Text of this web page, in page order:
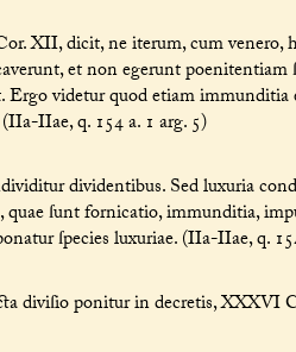
XII, dicit, ne iterum, cum
et non egerunt
Ergo videtur quod etiam
IIae, q. 154 a. 1 arg. 5)
dividentibus. Sed luxuria
quae ſunt fornicatio, immunditia,
ſpecies luxuriae. (IIa-IIae, q.
diviſio ponitur in decretis, XXXVI